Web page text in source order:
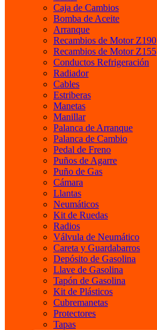
Caja de Cambios
Bomba de Aceite
Arranque
Recambios de Motor Z190
Recambios de Motor Z155
Conductos Refrigeración
Radiador
Cables
Estriberas
Manetas
Manillar
Palanca de Arranque
Palanca de Cambio
Pedal de Freno
Puños de Agarre
Puño de Gas
Cámara
Llantas
Neumáticos
Kit de Ruedas
Radios
Válvula de Neumático
Careta y Guardabarros
Depósito de Gasolina
Llave de Gasolina
Tapón de Gasolina
Kit de Plásticos
Cubremanetas
Protectores
Tapas